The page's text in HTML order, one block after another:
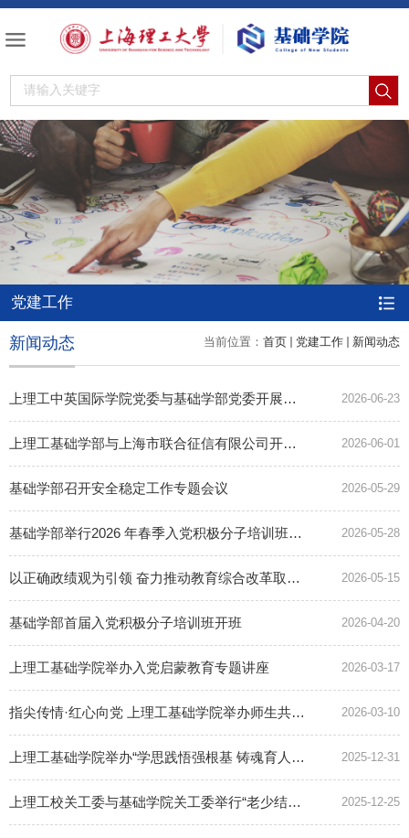
党建工作
当前位置： 首页 党建工作 新闻动态
新闻动态
2026-06-23
上理工中英国际学院党委与基础学部党委开展树立和践行正确政绩观联组学习
2026-06-01
上理工基础学部与上海市联合征信有限公司开展联组学习
2026-05-29
基础学部召开安全稳定工作专题会议
2026-05-28
基础学部举行2026 年春季入党积极分子培训班学习成果展示暨结业仪式
2026-05-15
以正确政绩观为引领 奋力推动教育综合改革取得新成效 上理工基础学部党委召开树立和践行正确政绩观学习教育专题学习会
2026-04-20
基础学部首届入党积极分子培训班开班
2026-03-17
上理工基础学院举办入党启蒙教育专题讲座
2026-03-10
指尖传情·红心向党 上理工基础学院举办师生共制红色主题摆件活动
2025-12-31
上理工基础学院举办“学思践悟强根基 铸魂育人勇担当”思想政治理论学习暨育人能力提升大赛
2025-12-25
上理工校关工委与基础学院关工委举行“老少结对”启动仪式